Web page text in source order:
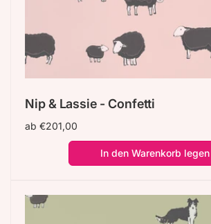
Nip & Lassie - Confetti
Normaler
ab €201,00
In den Warenkorb legen